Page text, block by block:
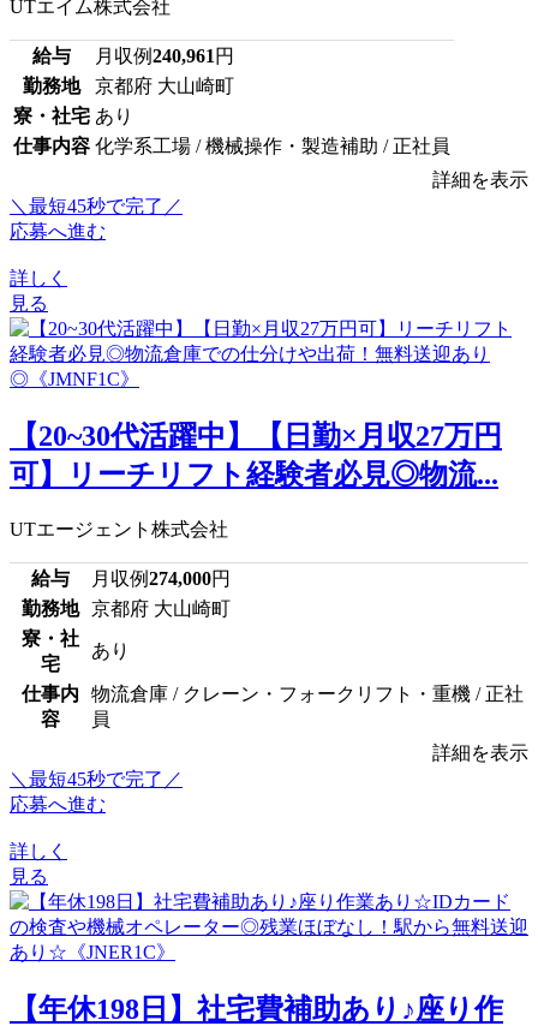
UTエイム株式会社
給与 月収例240,961 円
勤務地
京都府 大山崎町
寮・社宅 あり
仕事内容 化学系工場 / 機械操作・製造補助 / 正社員
詳細を表示
＼最短45秒で完了／
応募へ進む
詳しく
見る
【20~30代活躍中】【日勤×月収27万円
可】リーチリフト経験者必見◎物流...
UTエージェント株式会社
給与 月収例274,000円
勤務地
京都府 大山崎町
寮・社
宅
あり
仕事内
容
物流倉庫 / クレーン・フォークリフト・重機 / 正社
員
詳細を表示
＼最短45秒で完了／
応募へ進む
詳しく
見る
【年休198日】社宅費補助あり♪座り作